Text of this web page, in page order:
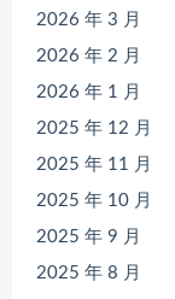
2026 年 3 月
2026 年 2 月
2026 年 1 月
2025 年 12 月
2025 年 11 月
2025 年 10 月
2025 年 9 月
2025 年 8 月